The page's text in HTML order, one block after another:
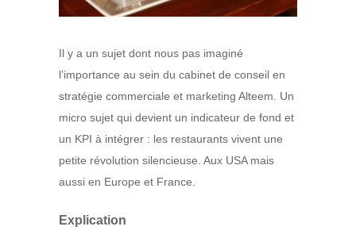
Il y a un sujet dont nous pas imaginé
l’importance au sein du cabinet de conseil en
stratégie commerciale et marketing Alteem. Un
micro sujet qui devient un indicateur de fond et
un KPI à intégrer : les restaurants vivent une
petite révolution silencieuse. Aux USA mais
aussi en Europe et France.
Explication